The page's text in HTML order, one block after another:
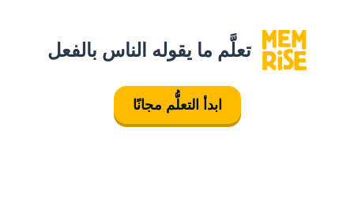
تعلَّم ما يقوله الناس بالفعل
ابدأ التعلُّم مجانًا